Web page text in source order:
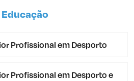
Profissional em Desporto
Profissional em Desporto e